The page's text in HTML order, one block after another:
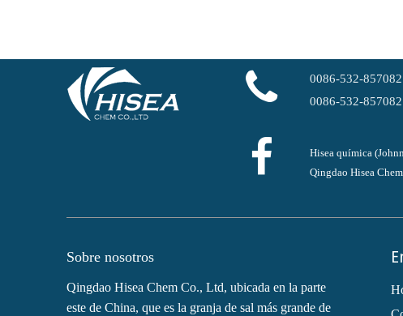
0086-532-
0086-532-
Hisea química
Qingdao Hisea
Sobre nosotros
Qingdao Hisea Chem Co., Ltd, ubicada en la parte
este de China, que es la granja de sal más grande de